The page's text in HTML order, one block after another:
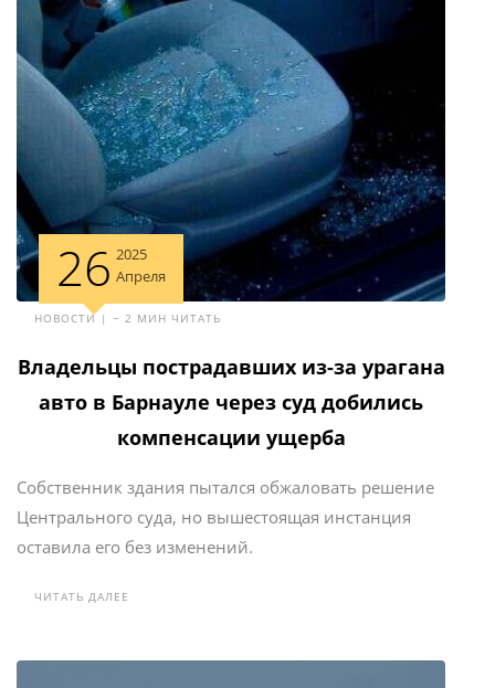
26 2025
Апреля
НОВОСТИ | ~ 2 МИН ЧИТАТЬ
Владельцы пострадавших из-за урагана
авто в Барнауле через суд добились
компенсации ущерба
Собственник здания пытался обжаловать решение
Центрального суда, но вышестоящая инстанция
оставила его без изменений.
ЧИТАТЬ ДАЛЕЕ